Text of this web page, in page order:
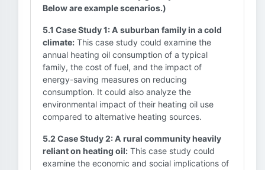
Below are example scenarios.)
5.1 Case Study 1: A suburban family in a cold
climate: This case study could examine the
annual heating oil consumption of a typical
family, the cost of fuel, and the impact of
energy-saving measures on reducing
consumption. It could also analyze the
environmental impact of their heating oil use
compared to alternative heating sources.
5.2 Case Study 2: A rural community heavily
reliant on heating oil: This case study could
examine the economic and social implications of